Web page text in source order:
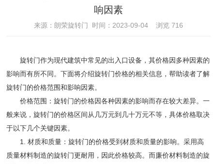
响因素
来源：朗荣旋转门 时间：2023-09-04 浏览 716
旋转门作为现代建筑中常见的出入口设备，其价格因多种因素的
影响而有所不同。下面将介绍旋转门价格的相关信息，帮助读者了解
旋转门的价格范围和影响因素。
价格范围：旋转门的价格因各种因素的影响而存在较大差异。一
般来说，旋转门的价格区间从几万元到几十万元不等，具体价格取决
于以下几个关键因素。
1. 材质和质量：旋转门的价格受到材质和质量的影响。采用高
质量材料制造的旋转门更耐用，因此价格较高。而廉价材料制造的旋